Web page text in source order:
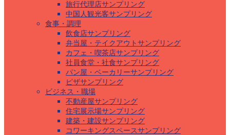
旅行代理店サンプリング
中国人観光客サンプリング
食事・調理
飲食店サンプリング
弁当屋・テイクアウトサンプリング
カフェ・喫茶店サンプリング
社員食堂・社食サンプリング
パン屋・ベーカリーサンプリング
ピザサンプリング
ビジネス・職場
不動産屋サンプリング
住宅展示場サンプリング
建築・建設サンプリング
コワーキングスペースサンプリング